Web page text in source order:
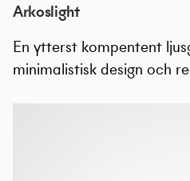
Arkoslight
En ytterst kompentent
minimalistisk design och